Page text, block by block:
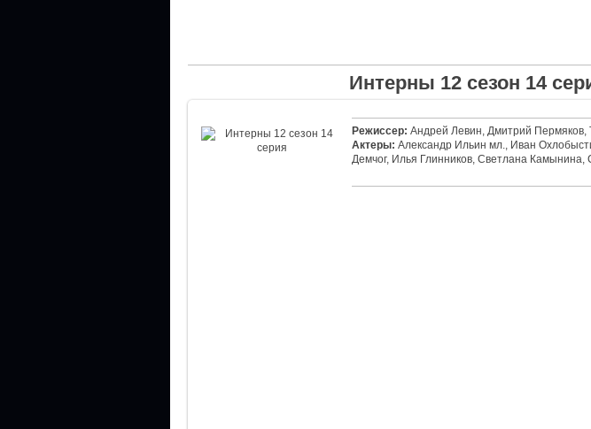
Интерны 12 сезон 14
Режиссер: Андрей Левин, Дмитрий Пермяков,
Актеры: Александр Ильин мл., Иван
Демчог, Илья Глинников, Светлана Камынина,